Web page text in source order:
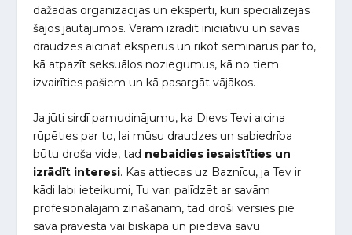
dažādas organizācijas un eksperti, kuri specializējas
šajos jautājumos. Varam izrādīt iniciatīvu un savās
draudzēs aicināt eksperus un rīkot seminārus par to,
kā atpazīt seksuālos noziegumus, kā no tiem
izvairīties pašiem un kā pasargāt vājākos.
Ja jūti sirdī pamudinājumu, ka Dievs Tevi aicina
rūpēties par to, lai mūsu draudzes un sabiedrība
būtu droša vide, tad nebaidies iesaistīties un
izrādīt interesi. Kas attiecas uz Baznīcu, ja Tev ir
kādi labi ieteikumi, Tu vari palīdzēt ar savām
profesionālajām zināšanām, tad droši vērsies pie
sava prāvesta vai bīskapa un piedāvā savu